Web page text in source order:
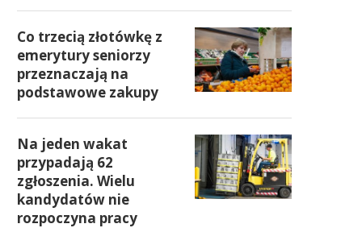
Co trzecią złotówkę z
emerytury seniorzy
przeznaczają na
podstawowe zakupy
Na jeden wakat
przypadają 62
zgłoszenia. Wielu
kandydatów nie
rozpoczyna pracy